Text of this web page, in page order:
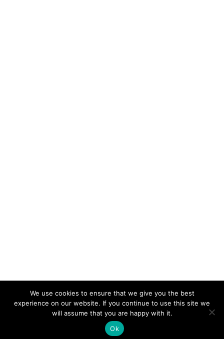
We use cookies to ensure that we give you the best
experience on our website. If you continue to use this site we
will assume that you are happy with it.
Ok